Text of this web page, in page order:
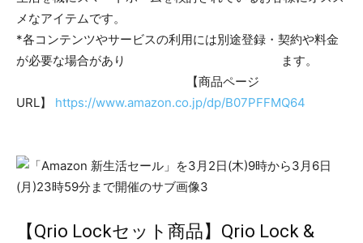
メなアイテムです。
*各コンテンツやサービスの利用には別途登録・契約や料金
が必要な場合があり ます。
【商品ページ
URL】 https://www.amazon.co.jp/dp/B07PFFMQ64
【Qrio Lockセット商品】Qrio Lock &